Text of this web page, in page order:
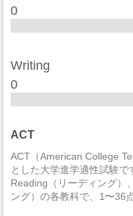
違法武器
麻薬の法律違反
酒の法律違反
強制性犯罪
レイプ
0
Writing
0
ACT
ACT（American College
とした大学進学適性試験で
Reading（リーディング）
ング）の各教科で、1〜36